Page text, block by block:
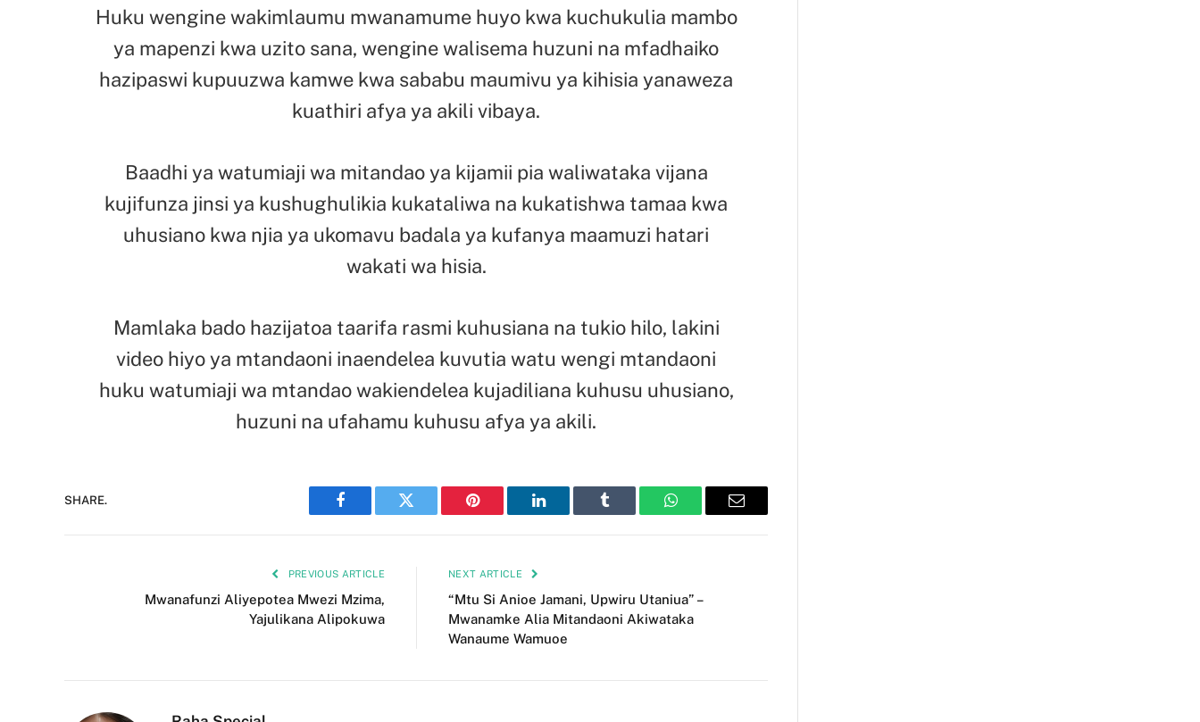
Huku wengine wakimlaumu mwanamume huyo kwa kuchukulia mambo
ya mapenzi kwa uzito sana, wengine walisema huzuni na mfadhaiko
hazipaswi kupuuzwa kamwe kwa sababu maumivu ya kihisia yanaweza
kuathiri afya ya akili vibaya.
Baadhi ya watumiaji wa mitandao ya kijamii pia waliwataka vijana
kujifunza jinsi ya kushughulikia kukataliwa na kukatishwa tamaa kwa
uhusiano kwa njia ya ukomavu badala ya kufanya maamuzi hatari
wakati wa hisia.
Mamlaka bado hazijatoa taarifa rasmi kuhusiana na tukio hilo, lakini
video hiyo ya mtandaoni inaendelea kuvutia watu wengi mtandaoni
huku watumiaji wa mtandao wakiendelea kujadiliana kuhusu uhusiano,
huzuni na ufahamu kuhusu afya ya akili.
SHARE.
Facebook Twitter Pinterest LinkedIn Tumblr WhatsAppEmail
PREVIOUS ARTICLE
Mwanafunzi Aliyepotea Mwezi Mzima,
Yajulikana Alipokuwa
NEXT ARTICLE
“Mtu Si Anioe Jamani, Upwiru Utaniua” –
Mwanamke Alia Mitandaoni Akiwataka
Wanaume Wamuoe